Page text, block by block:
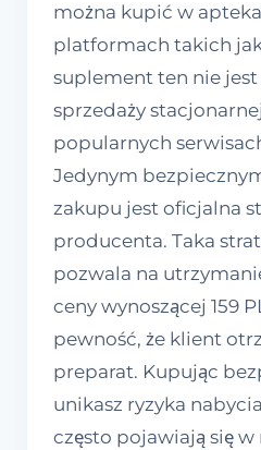
można kupić w
platformach takich
suplement ten nie
sprzedaży
popularnych
Jedynym
zakupu jest oficjalna
producenta. Taka
pozwala na
ceny wynoszącej 159
pewność, że klient
preparat. Kupując
unikasz ryzyka
często pojawiają się